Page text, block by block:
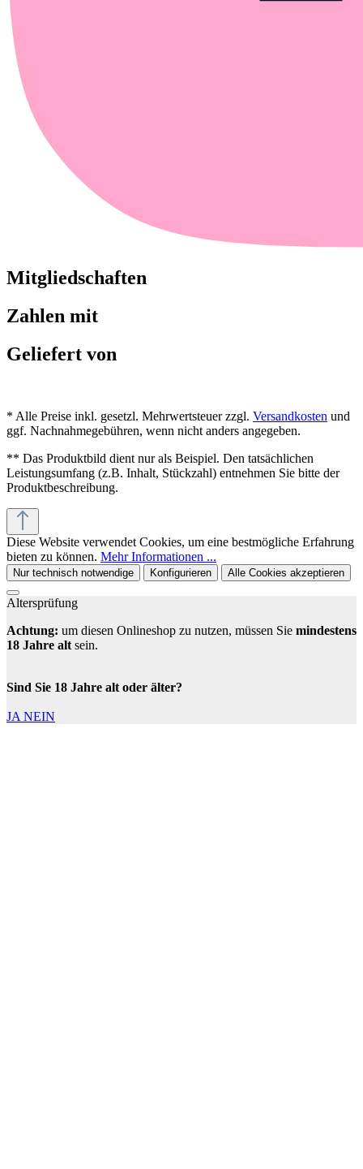
Mitgliedschaften
Zahlen mit
Geliefert von
* Alle Preise inkl. gesetzl. Mehrwertsteuer zzgl. Versandkosten und
ggf. Nachnahmegebühren, wenn nicht anders angegeben.
** Das Produktbild dient nur als Beispiel. Den tatsächlichen
Leistungsumfang (z.B. Inhalt, Stückzahl) entnehmen Sie bitte der
Produktbeschreibung.
Diese Website verwendet Cookies, um eine bestmögliche Erfahrung
bieten zu können. Mehr Informationen ...
Nur technisch notwendige Konfigurieren Alle Cookies akzeptieren
Altersprüfung
Achtung: um diesen Onlineshop zu nutzen, müssen Sie mindestens
18 Jahre alt sein.
Sind Sie 18 Jahre alt oder älter?
JA NEIN